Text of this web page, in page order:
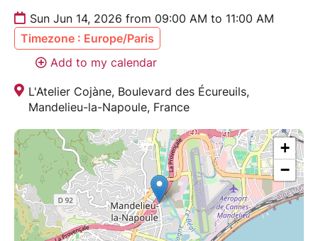
Sun Jun 14, 2026 from 09:00 AM to 11:00 AM
Timezone : Europe/Paris
Add to my calendar
L'Atelier Cojàne, Boulevard des Écureuils,
Mandelieu-la-Napoule, France
+
−